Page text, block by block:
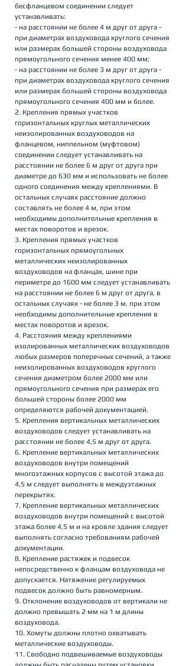
бесфланцевом соединении следует
устанавливать:
- на расстоянии не более 4 м друг от друга -
при диаметрах воздуховода круглого сечения
или размерах большей стороны воздуховода
прямоугольного сечения менее 400 мм;
- на расстоянии не более 3 м друг от друга -
при диаметрах воздуховода круглого сечения
или размерах большей стороны воздуховода
прямоугольного сечения 400 мм и более.
2. Крепления прямых участков
горизонтальных круглых металлических
неизолированных воздуховодов на
фланцевом, ниппельном (муфтовом)
соединении следует устанавливать на
расстоянии не более 6 м друг от друга при
диаметре до 630 мм и использовать не более
одного соединения между креплениями. В
остальных случаях расстояние должно
составлять не более 4 м, при этом
необходимы дополнительные крепления в
местах поворотов и врезок.
3. Крепления прямых участков
горизонтальных прямоугольных
металлических неизолированных
воздуховодов на фланцах, шине при
периметре до 1600 мм следует устанавливать
на расстоянии не более 6 м друг от друга, в
остальных случаях - не более 3 м, при этом
необходимы дополнительные крепления в
местах поворотов и врезок.
4. Расстояния между креплениями
изолированных металлических воздуховодов
любых размеров поперечных сечений, а также
неизолированных воздуховодов круглого
сечения диаметром более 2000 мм или
прямоугольного сечения при размерах его
большей стороны более 2000 мм
определяются рабочей документацией.
5. Крепления вертикальных металлических
воздуховодов следует устанавливать на
расстоянии не более 4,5 м друг от друга.
6. Крепление вертикальных металлических
воздуховодов внутри помещений
многоэтажных корпусов с высотой этажа до
4,5 м следует выполнять в междуэтажных
перекрытях.
7. Крепление вертикальных металлических
воздуховодов внутри помещений с высотой
этажа более 4,5 м и на кровле здания следует
выполнять согласно требованиям рабочей
документации.
8. Крепление растяжек и подвесок
непосредственно к фланцам воздуховода не
допускается. Натяжение регулируемых
подвесок должно быть равномерным.
9. Отклонение воздуховодов от вертикали не
должно превышать 2 мм на 1 м длины
воздуховода.
10. Хомуты должны плотно охватывать
металлические воздуховоды.
11. Свободно подвешиваемые воздуховоды